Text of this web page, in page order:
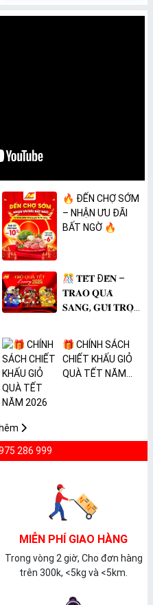
🔥 ĐẾN CHỢ SỚM
– NHẬN ƯU ĐÃI
BẤT NGỜ 🔥
🎊 𝐓𝐄̂́𝐓 Đ𝐄̂́𝐍 –
𝐓𝐑𝐀𝐎 𝐐𝐔𝐀̀
𝐒𝐀𝐍𝐆, 𝐆𝐔̛̉𝐈 𝐓𝐑𝐎̣𝐍
🎁 CHÍNH SÁCH
CHIẾT KHẤU GIỎ
QUÀ TẾT NĂM
286 999
MIỄN PHÍ GIAO HÀNG
Trong vòng 2 giờ, Cho đơn hàng
trên 300k, <5kg và <5km.